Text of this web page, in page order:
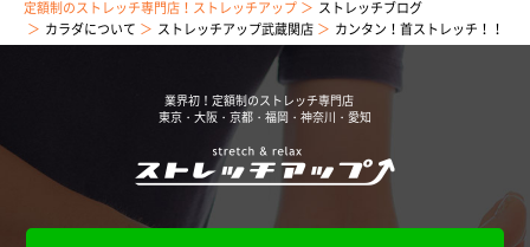
定額制のストレッチ専門店！ストレッチアップ
ストレッチブログ
カラダについて
ストレッチアップ武蔵関店 カンタン！首ストレッチ！！
業界初！定額制のストレッチ専門店
東京・大阪・京都・福岡・神奈川・愛知